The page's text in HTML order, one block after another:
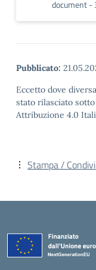
document -
Pubblicato:
Eccetto dove
stato rilasciato
Attribuzione 4.0
Stampa /